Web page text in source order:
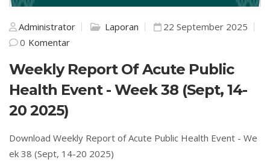
Administrator Laporan
22 September 2025
0 Komentar
Weekly Report Of Acute Public
Health Event - Week 38 (Sept, 14-
20 2025)
Download Weekly Report of Acute Public Health Event - We
ek 38 (Sept, 14-20 2025)